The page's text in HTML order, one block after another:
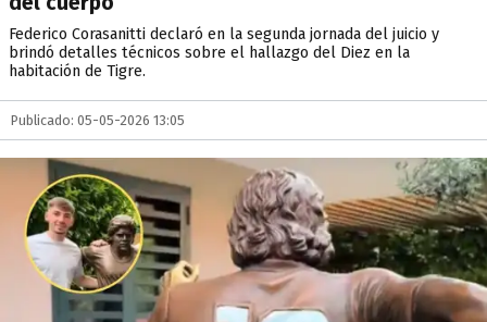
Federico Corasanitti declaró en la segunda jornada del juicio y
brindó detalles técnicos sobre el hallazgo del Diez en la
habitación de Tigre.
Publicado: 05-05-2026 13:05